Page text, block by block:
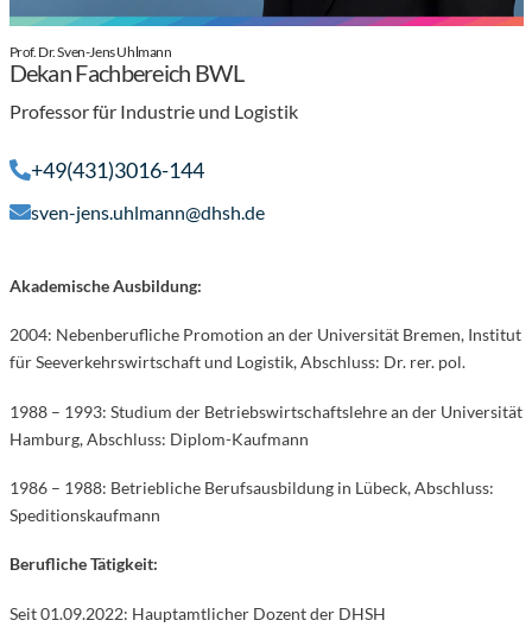
Prof. Dr. Sven-Jens Uhlmann
Dekan Fachbereich BWL
Professor für Industrie und Logistik
+49(431)3016-144
sven-jens.uhlmann@dhsh.de
Akademische Ausbildung:
2004: Nebenberufliche Promotion an der Universität Bremen, Institut
für Seeverkehrswirtschaft und Logistik, Abschluss: Dr. rer. pol.
1988 – 1993: Studium der Betriebswirtschaftslehre an der Universität
Hamburg, Abschluss: Diplom-Kaufmann
1986 – 1988: Betriebliche Berufsausbildung in Lübeck, Abschluss:
Speditionskaufmann
Berufliche Tätigkeit:
Seit 01.09.2022: Hauptamtlicher Dozent der DHSH